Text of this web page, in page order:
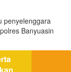
penyelenggara
Banyuasin